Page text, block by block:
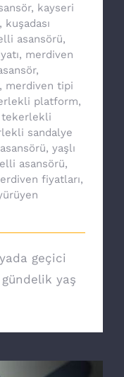
, kayseri
, kuşadası
asansörü,
, merdiven
,
, merdiven tipi
platform,
tekerlekli
sandalye
, yaşlı
asansörü,
fiyatları,
geçici
gündelik yaş